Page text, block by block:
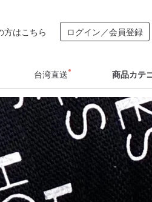
方はこちら ログイン／会員登録
台湾直送 商品カテ